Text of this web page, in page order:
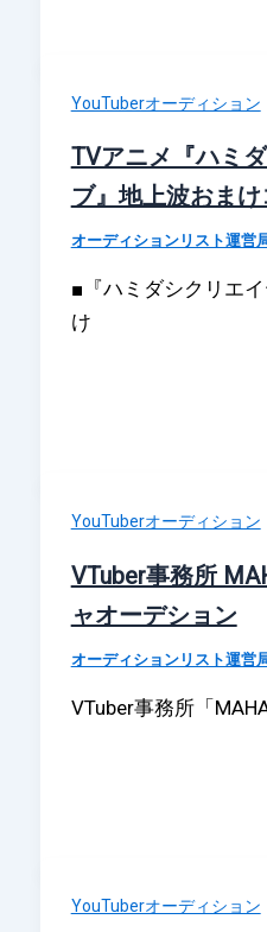
YouTuberオーディション
TVアニメ『ハミ
ブ』地上波おま
オーディションリスト運営
■『ハミダシクリエ
け
YouTuberオーディション
VTuber事務所
ャオーデション
オーディションリスト運営
VTuber事務所「
YouTuberオーディション